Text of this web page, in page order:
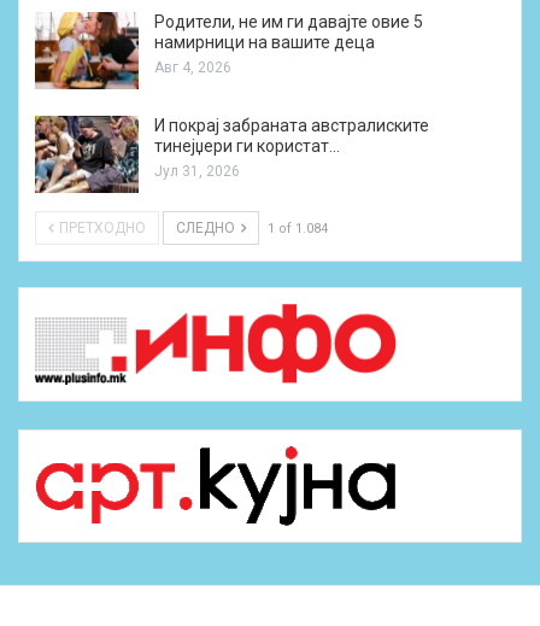
Родители, не им ги давајте овие 5
намирници на вашите деца
Авг 4, 2026
И покрај забраната австралиските
тинејџери ги користат…
Јул 31, 2026
ПРЕТХОДНО СЛЕДНО 1 of 1.084